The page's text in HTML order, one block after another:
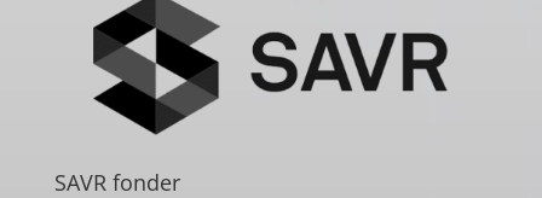
SAVR fonder